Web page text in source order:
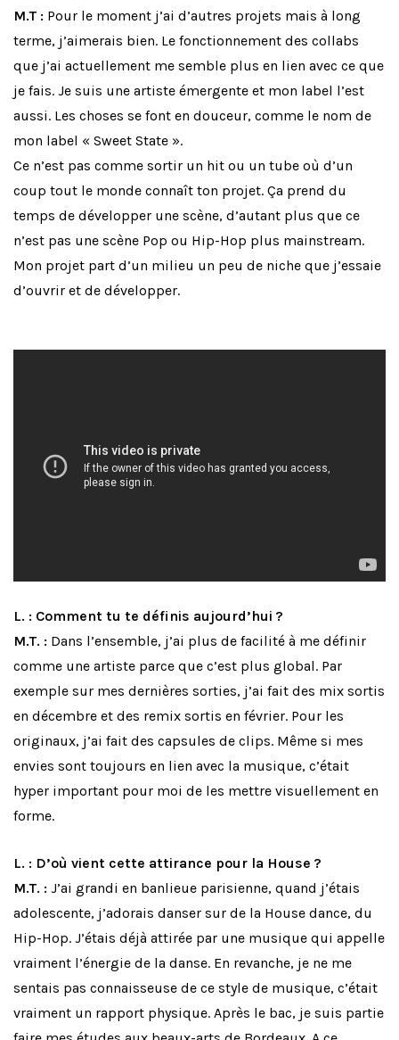
M.T : Pour le moment j’ai d’autres projets mais à long
terme, j’aimerais bien. Le fonctionnement des collabs
que j’ai actuellement me semble plus en lien avec ce que
je fais. Je suis une artiste émergente et mon label l’est
aussi. Les choses se font en douceur, comme le nom de
mon label « Sweet State ».
Ce n’est pas comme sortir un hit ou un tube où d’un
coup tout le monde connaît ton projet. Ça prend du
temps de développer une scène, d’autant plus que ce
n’est pas une scène Pop ou Hip-Hop plus mainstream.
Mon projet part d’un milieu un peu de niche que j’essaie
d’ouvrir et de développer.
L. : Comment tu te définis aujourd’hui ?
M.T. : Dans l’ensemble, j’ai plus de facilité à me définir
comme une artiste parce que c’est plus global. Par
exemple sur mes dernières sorties, j’ai fait des mix sortis
en décembre et des remix sortis en février. Pour les
originaux, j’ai fait des capsules de clips. Même si mes
envies sont toujours en lien avec la musique, c’était
hyper important pour moi de les mettre visuellement en
forme.
L. : D’où vient cette attirance pour la House ?
M.T. : J’ai grandi en banlieue parisienne, quand j’étais
adolescente, j’adorais danser sur de la House dance, du
Hip-Hop. J’étais déjà attirée par une musique qui appelle
vraiment l’énergie de la danse. En revanche, je ne me
sentais pas connaisseuse de ce style de musique, c’était
vraiment un rapport physique. Après le bac, je suis partie